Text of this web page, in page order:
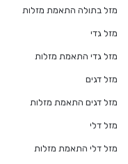
מזל בתולה התאמת מזלות
מזל גדי
מזל גדי התאמת מזלות
מזל דגים
מזל דגים התאמת מזלות
מזל דלי
מזל דלי התאמת מזלות